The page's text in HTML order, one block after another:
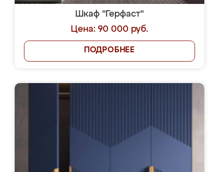
Шкаф "Герфаст"
Цена: 90 000 руб.
ПОДРОБНЕЕ